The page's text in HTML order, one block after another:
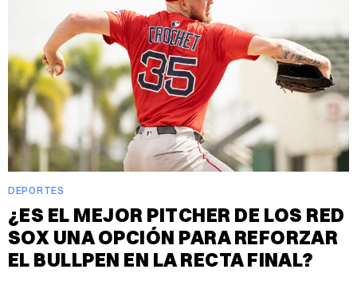
DEPORTES
¿ES EL MEJOR PITCHER DE LOS RED
SOX UNA OPCIÓN PARA REFORZAR
EL BULLPEN EN LA RECTA FINAL?